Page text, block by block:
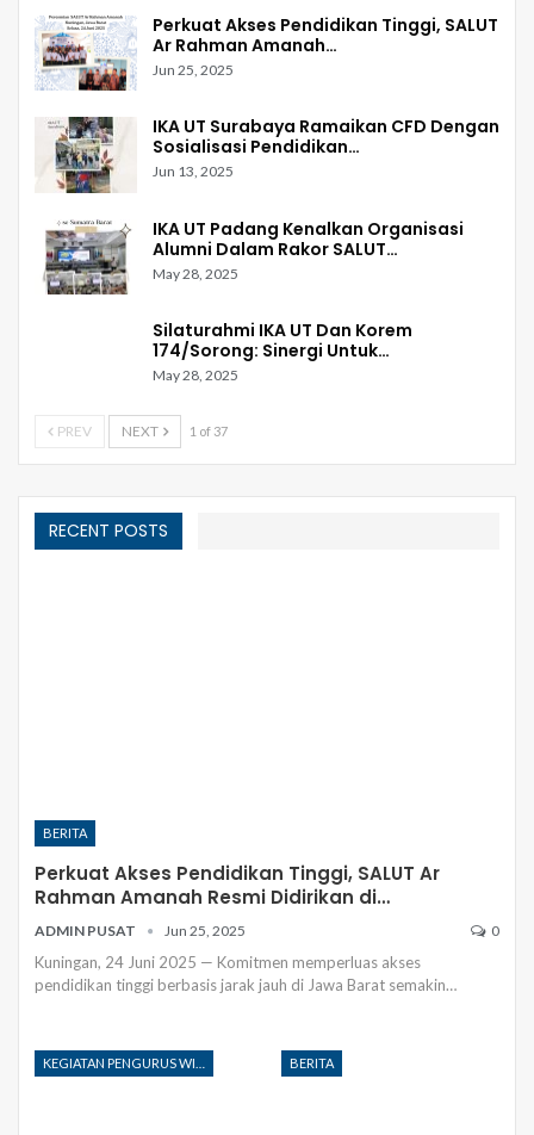
Perkuat Akses Pendidikan Tinggi, SALUT
Ar Rahman Amanah…
Jun 25, 2025
IKA UT Surabaya Ramaikan CFD Dengan
Sosialisasi Pendidikan…
Jun 13, 2025
IKA UT Padang Kenalkan Organisasi
Alumni Dalam Rakor SALUT…
May 28, 2025
Silaturahmi IKA UT Dan Korem
174/Sorong: Sinergi Untuk…
May 28, 2025
PREV NEXT 1 of 37
RECENT POSTS
BERITA
Perkuat Akses Pendidikan Tinggi, SALUT Ar
Rahman Amanah Resmi Didirikan di…
ADMIN PUSAT Jun 25, 2025 0
Kuningan, 24 Juni 2025 — Komitmen memperluas akses
pendidikan tinggi berbasis jarak jauh di Jawa Barat semakin…
BERITA